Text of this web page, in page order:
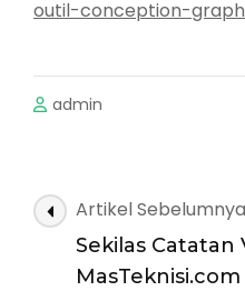
outil-conception-
admin
Navigasi
Artikel
Artikel Sebelumnya
Sekilas Catatan